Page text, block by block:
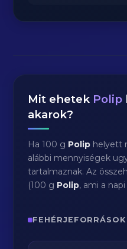
Mit ehetek Polip
akarok?
Ha 100 g Polip helyett
alábbi mennyiségek
tartalmaznak. Az
(100 g Polip, ami a
FEHÉRJEFORRÁSOK